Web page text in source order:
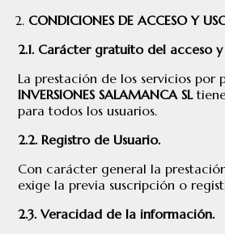
CONDICIONES DE ACCESO Y
2.1. Carácter gratuito del acceso
La prestación de los servicios por
INVERSIONES SALAMANCA SL
para todos los usuarios.
2.2. Registro de Usuario.
Con carácter general la
exige la previa suscripción o
2.3. Veracidad de la información.